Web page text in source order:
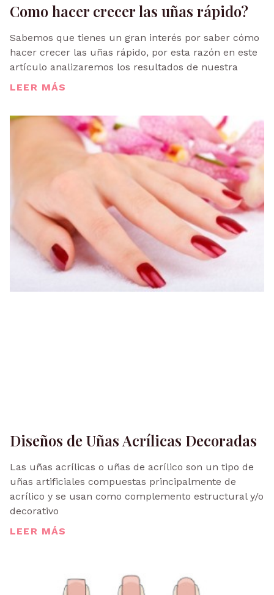
Como hacer crecer las uñas rápido?
Sabemos que tienes un gran interés por saber cómo
hacer crecer las uñas rápido, por esta razón en este
artículo analizaremos los resultados de nuestra
LEER MÁS
Diseños de Uñas Acrílicas Decoradas
Las uñas acrílicas o uñas de acrílico son un tipo de
uñas artificiales compuestas principalmente de
acrílico y se usan como complemento estructural y/o
decorativo
LEER MÁS